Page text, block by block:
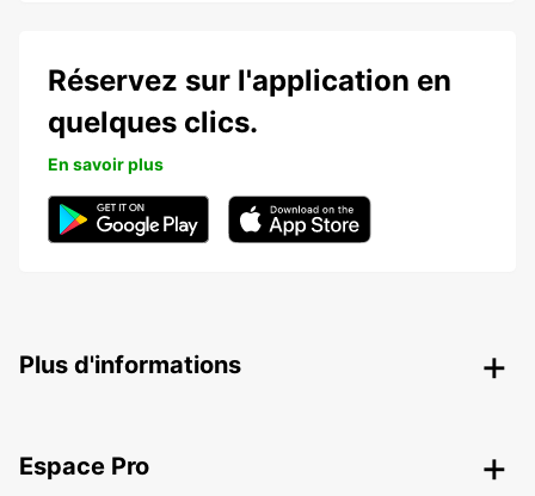
Réservez sur l'application en
quelques clics.
En savoir plus
Plus d'informations
Espace Pro